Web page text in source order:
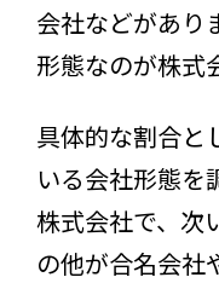
会社などがあり
形態なのが株式
具体的な割合と
いる会社形態を
株式会社で、次
の他が合名会社